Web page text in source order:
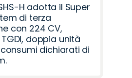
H adotta il Super
di terza
con 224 CV,
doppia unità
dichiarati di